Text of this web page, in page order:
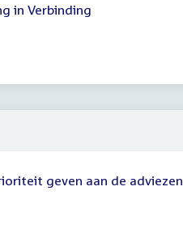
in Verbinding
geven aan de adviezen